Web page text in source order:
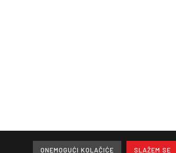
SLAŽEM SE
ONEMOGUĆI KOLAČIĆE